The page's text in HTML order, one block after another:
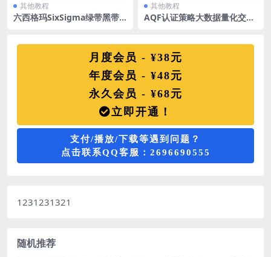
其他教程
六西格玛SixSigma绿带黑带M
其他教程
AQF认证策略大数据量化交易
月度会员 - ¥38元
年度会员 - ¥48元
永久会员 - ¥68元
立即开通！
支付/播放/下载等遇到问题？
点击联系QQ客服：2696690555
1231231321
随机推荐